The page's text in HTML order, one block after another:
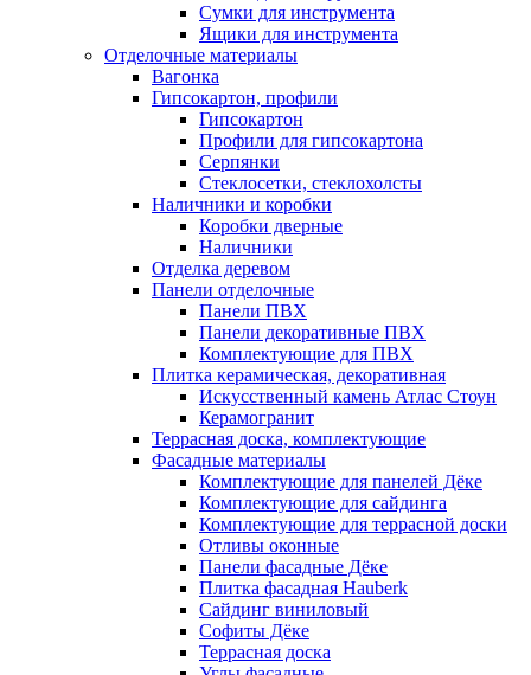
Сумки для инструмента
Ящики для инструмента
Отделочные материалы
Вагонка
Гипсокартон, профили
Гипсокартон
Профили для гипсокартона
Серпянки
Стеклосетки, стеклохолсты
Наличники и коробки
Коробки дверные
Наличники
Отделка деревом
Панели отделочные
Панели ПВХ
Панели декоративные ПВХ
Комплектующие для ПВХ
Плитка керамическая, декоративная
Искусственный камень Атлас Стоун
Керамогранит
Террасная доска, комплектующие
Фасадные материалы
Комплектующие для панелей Дёке
Комплектующие для сайдинга
Комплектующие для террасной доски
Отливы оконные
Панели фасадные Дёке
Плитка фасадная Hauberk
Сайдинг виниловый
Софиты Дёке
Террасная доска